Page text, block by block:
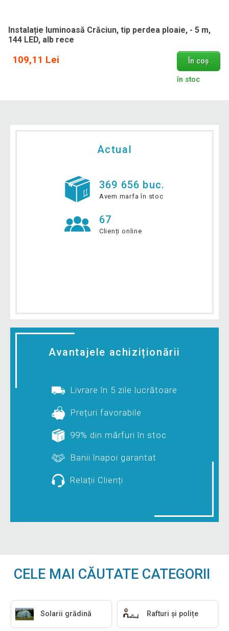
Instalație luminoasă Crăciun, tip perdea ploaie, - 5 m,
144 LED, alb rece
109,11 Lei În coș
în stoc
Actual
369 656 buc.
Avem marfa în stoc
67
Clienți online
Avantajele achiziționării
Livrare în 5 zile lucrătoare
Prețuri favorabile
99% din mărfuri în stoc
Banii înapoi garantat
Relații Clienți
CELE MAI CĂUTATE CATEGORII
Solarii grădină Rafturi și polițe